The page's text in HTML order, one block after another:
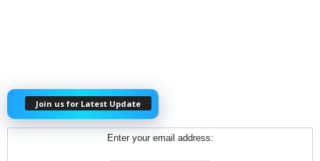
Join us for Latest Update
Enter your email address: